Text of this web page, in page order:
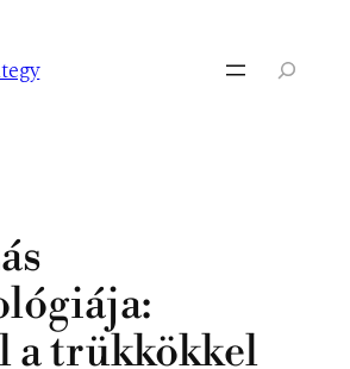
Keresés
a trükkökkel